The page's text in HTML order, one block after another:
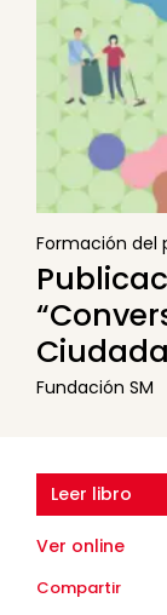
Formación del
Fundación SM
Leer libro
Ver online
Compartir